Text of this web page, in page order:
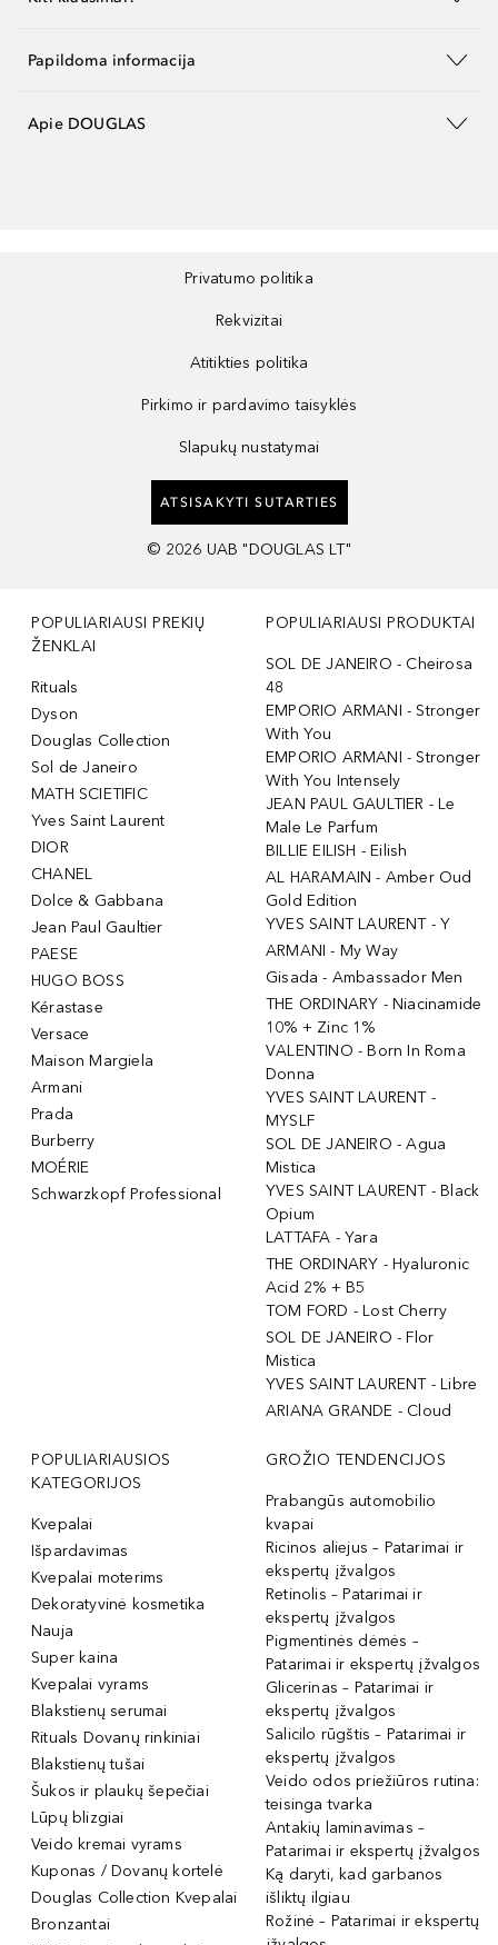
Papildoma informacija
Apie DOUGLAS
Privatumo politika
Rekvizitai
Atitikties politika
Pirkimo ir pardavimo taisyklės
Slapukų nustatymai
ATSISAKYTI SUTARTIES
© 2026 UAB "DOUGLAS LT"
POPULIARIAUSI PREKIŲ
ŽENKLAI
Rituals
Dyson
Douglas Collection
Sol de Janeiro
MATH SCIETIFIC
Yves Saint Laurent
DIOR
CHANEL
Dolce & Gabbana
Jean Paul Gaultier
PAESE
HUGO BOSS
Kérastase
Versace
Maison Margiela
Armani
Prada
Burberry
MOÉRIE
Schwarzkopf Professional
POPULIARIAUSI PRODUKTAI
SOL DE JANEIRO - Cheirosa
48
EMPORIO ARMANI - Stronger
With You
EMPORIO ARMANI - Stronger
With You Intensely
JEAN PAUL GAULTIER - Le
Male Le Parfum
BILLIE EILISH - Eilish
AL HARAMAIN - Amber Oud
Gold Edition
YVES SAINT LAURENT - Y
ARMANI - My Way
Gisada - Ambassador Men
THE ORDINARY - Niacinamide
10% + Zinc 1%
VALENTINO - Born In Roma
Donna
YVES SAINT LAURENT -
MYSLF
SOL DE JANEIRO - Agua
Mistica
YVES SAINT LAURENT - Black
Opium
LATTAFA - Yara
THE ORDINARY - Hyaluronic
Acid 2% + B5
TOM FORD - Lost Cherry
SOL DE JANEIRO - Flor
Mistica
YVES SAINT LAURENT - Libre
ARIANA GRANDE - Cloud
POPULIARIAUSIOS
KATEGORIJOS
Kvepalai
Išpardavimas
Kvepalai moterims
Dekoratyvinė kosmetika
Nauja
Super kaina
Kvepalai vyrams
Blakstienų serumai
Rituals Dovanų rinkiniai
Blakstienų tušai
Šukos ir plaukų šepečiai
Lūpų blizgiai
Veido kremai vyrams
Kuponas / Dovanų kortelė
Douglas Collection Kvepalai
Bronzantai
GROŽIO TENDENCIJOS
Prabangūs automobilio
kvapai
Ricinos aliejus – Patarimai ir
ekspertų įžvalgos
Retinolis – Patarimai ir
ekspertų įžvalgos
Pigmentinės dėmės –
Patarimai ir ekspertų įžvalgos
Glicerinas – Patarimai ir
ekspertų įžvalgos
Salicilo rūgštis – Patarimai ir
ekspertų įžvalgos
Veido odos priežiūros rutina:
teisinga tvarka
Antakių laminavimas –
Patarimai ir ekspertų įžvalgos
Ką daryti, kad garbanos
išliktų ilgiau
Rožinė – Patarimai ir ekspertų